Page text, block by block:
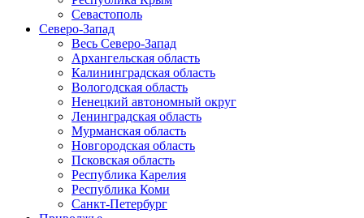
Севастополь
Северо-Запад
Весь Северо-Запад
Архангельская область
Калининградская область
Вологодская область
Ненецкий автономный округ
Ленинградская область
Мурманская область
Новгородская область
Псковская область
Республика Карелия
Республика Коми
Санкт-Петербург